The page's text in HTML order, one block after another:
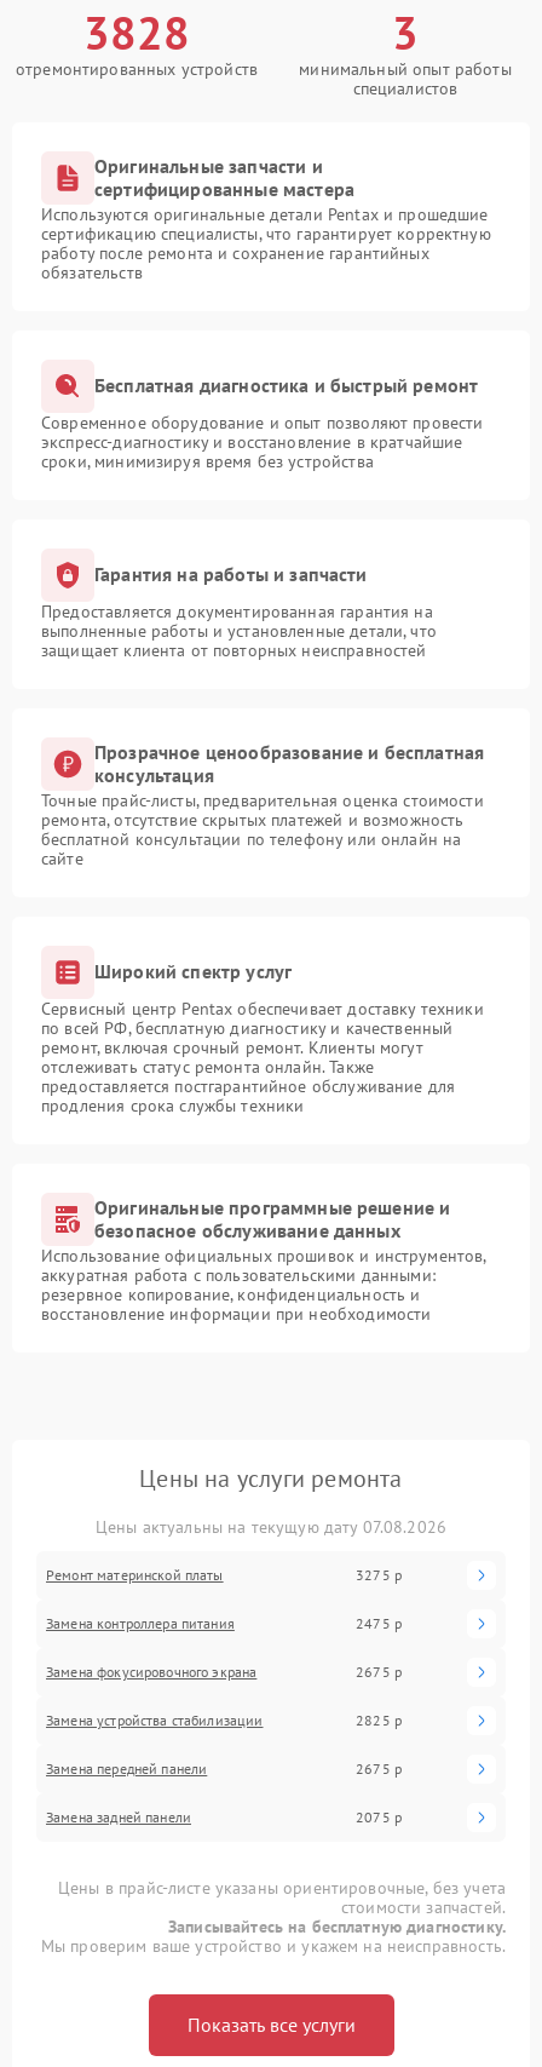
3828
отремонтированных устройств
3
минимальный опыт работы
специалистов
Оригинальные запчасти и
сертифицированные мастера
Используются оригинальные детали Pentax и прошедшие
сертификацию специалисты, что гарантирует корректную
работу после ремонта и сохранение гарантийных
обязательств
Бесплатная диагностика и быстрый ремонт
Современное оборудование и опыт позволяют провести
экспресс-диагностику и восстановление в кратчайшие
сроки, минимизируя время без устройства
Гарантия на работы и запчасти
Предоставляется документированная гарантия на
выполненные работы и установленные детали, что
защищает клиента от повторных неисправностей
Прозрачное ценообразование и бесплатная
консультация
Точные прайс-листы, предварительная оценка стоимости
ремонта, отсутствие скрытых платежей и возможность
бесплатной консультации по телефону или онлайн на
сайте
Широкий спектр услуг
Сервисный центр Pentax обеспечивает доставку техники
по всей РФ, бесплатную диагностику и качественный
ремонт, включая срочный ремонт. Клиенты могут
отслеживать статус ремонта онлайн. Также
предоставляется постгарантийное обслуживание для
продления срока службы техники
Оригинальные программные решение и
безопасное обслуживание данных
Использование официальных прошивок и инструментов,
аккуратная работа с пользовательскими данными:
резервное копирование, конфиденциальность и
восстановление информации при необходимости
Цены на услуги ремонта
Цены актуальны на текущую дату 07.08.2026
Ремонт материнской платы 3275 р
Замена контроллера питания 2475 р
Замена фокусировочного экрана 2675 р
Замена устройства стабилизации 2825 р
Замена передней панели 2675 р
Замена задней панели 2075 р
Цены в прайс-листе указаны ориентировочные, без учета
стоимости запчастей.
Записывайтесь на бесплатную диагностику.
Мы проверим ваше устройство и укажем на неисправность.
Показать все услуги